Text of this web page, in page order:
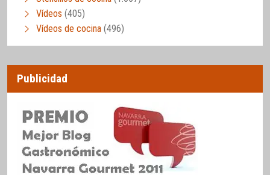
Vídeos (405)
Vídeos de cocina (496)
Publicidad